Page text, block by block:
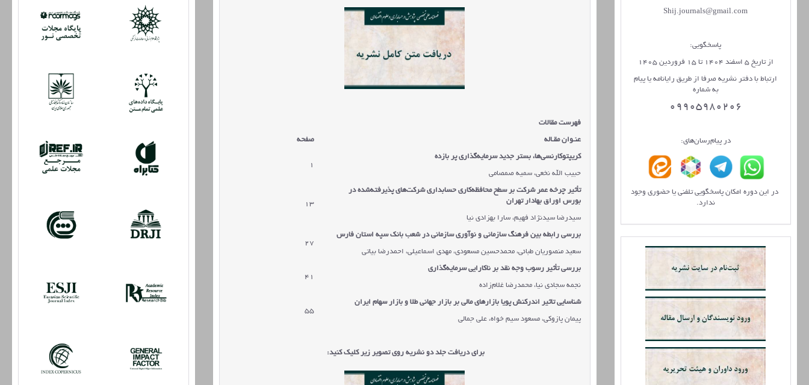
Shij.journals@gmail.com
پاسخگویی:
از تاریخ 5 اسفند 1404 تا 15 فروردین 1405
ارتباط با دفتر نشریه صرفا از طریق رایانامه یا پیام
به شماره
09905980206
در پیام‌رسان‌های:
در این دوره امکان پاسخگویی تلفنی یا حضوری وجود
ندارد.
فهرست مقالات
عنـوان مقـاله صفحه
کریپتوکارنسی‌ها، بستر جدید سرمایه‌گذاری پر بازده
1
حبیب الله نخعی، سمیه صمصامی
تأثیر چرخه عمر شرکت بر سطح محافظه‌کاری حسابداری شرکت‌های پذیرفته‌شده در
بورس اوراق بهادار تهران
13
سیدرضا سیدنژاد فهیم، سارا بهزادی نیا
بررسی رابطه بین فرهنگ سازمانی و نوآوری سازمانی در شعب بانک سپه استان فارس
27
سعید منصوریان طبائی، محمدحسین مسعودی، مهدی اسماعیلی، احمدرضا بیاتی
بررسی تأثیر رسوب وجه نقد بر ناکارایی سرمایه‌گذاری
41
نجمه سجادی نیا، محمدرضا غلام‌زاده
شناسایی تاثیر اندرکنش پویا بازارهای مالی بر بازار جهانی طلا و بازار سهام ایران
55
پیمان پازوکی، مسعود سیم خواه، علی جمالی
برای دریافت جلد دو نشریه روی تصویر زیر کلیک کنید: